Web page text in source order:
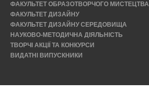
ФАКУЛЬТЕТ ОБРАЗОТВОРЧОГО МИСТЕЦТВА
ФАКУЛЬТЕТ ДИЗАЙНУ
ФАКУЛЬТЕТ ДИЗАЙНУ СЕРЕДОВИЩА
НАУКОВО-МЕТОДИЧНА ДІЯЛЬНІСТЬ
ТВОРЧІ АКЦІЇ ТА КОНКУРСИ
ВИДАТНІ ВИПУСКНИКИ